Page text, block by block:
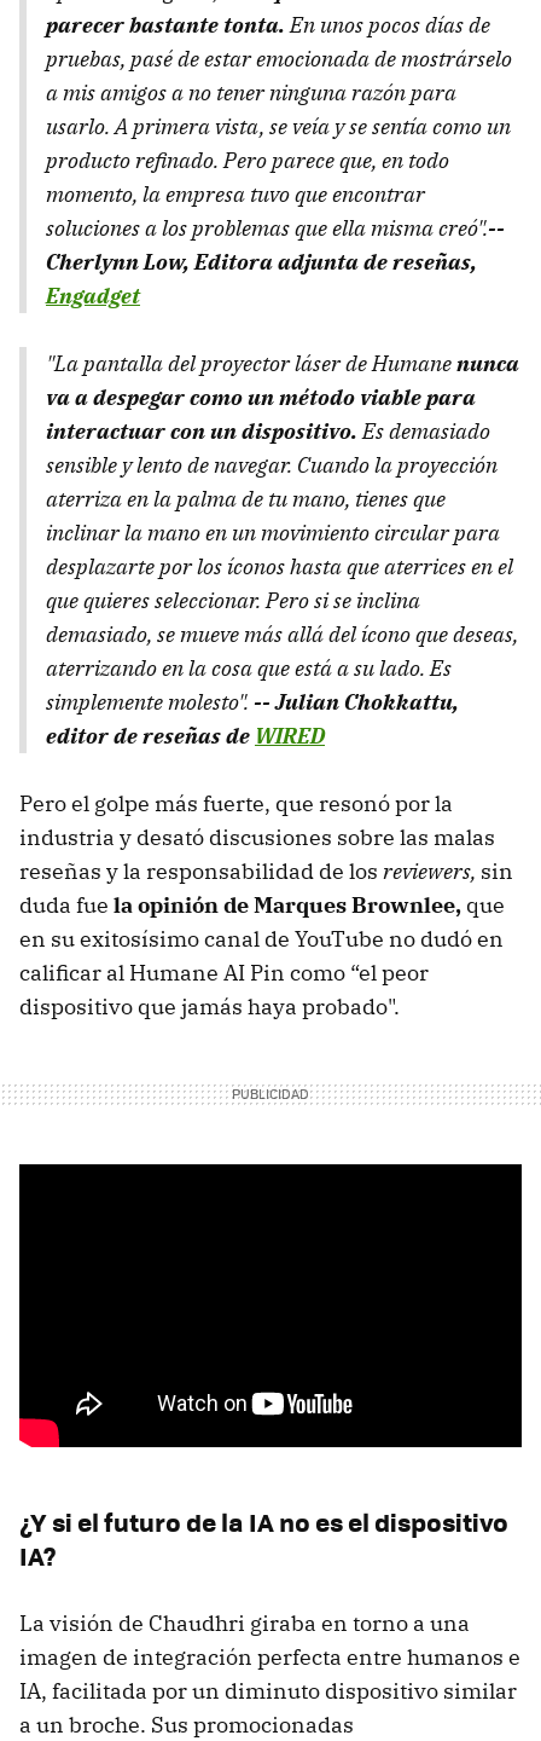
parecer bastante tonta.En unos pocos días de
pruebas, pasé de estar emocionada de mostrárselo
a mis amigos a no tener ninguna razón para
usarlo. A primera vista, se veía y se sentía como un
producto refinado. Pero parece que, en todo
momento, la empresa tuvo que encontrar
soluciones a los problemas que ella misma creó".--
Cherlynn Low, Editora adjunta de reseñas,
Engadget
"La pantalla del proyector láser de Humanenunca
va a despegar como un método viable para
interactuar con un dispositivo.Es demasiado
sensible y lento de navegar. Cuando la proyección
aterriza en la palma de tu mano, tienes que
inclinar la mano en un movimiento circular para
desplazarte por los íconos hasta que aterrices en el
que quieres seleccionar. Pero si se inclina
demasiado, se mueve más allá del ícono que deseas,
aterrizando en la cosa que está a su lado. Es
simplemente molesto". -- Julian Chokkattu,
editor de reseñas de WIRED
Pero el golpe más fuerte, que resonó por la
industria y desató discusiones sobre las malas
reseñas y la responsabilidad de los reviewers, sin
duda fue la opinión de Marques Brownlee, que
en su exitosísimo canal de YouTube no dudó en
calificar al Humane AI Pin como “el peor
dispositivo que jamás haya probado".
¿Y si el futuro de la IA no es el dispositivo
IA?
La visión de Chaudhri giraba en torno a una
imagen de integración perfecta entre humanos e
IA, facilitada por un diminuto dispositivo similar
a un broche. Sus promocionadas